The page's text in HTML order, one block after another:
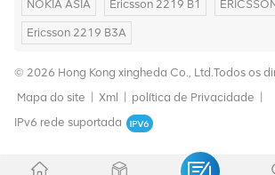
NOKIA ÁSIA Ericsson 2219 B1
Ericsson 2219 B3A
© 2026 Hong Kong xingheda Co., Ltd.Todos os
Mapa do site
Xml política de Privacidade
IPv6 rede suportada